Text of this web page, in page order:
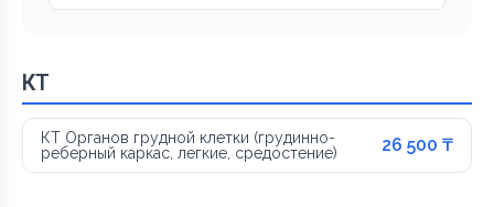
КТ
КТ Органов грудной клетки (грудинно-
реберный каркас, легкие, средостение)
26 500 ₸